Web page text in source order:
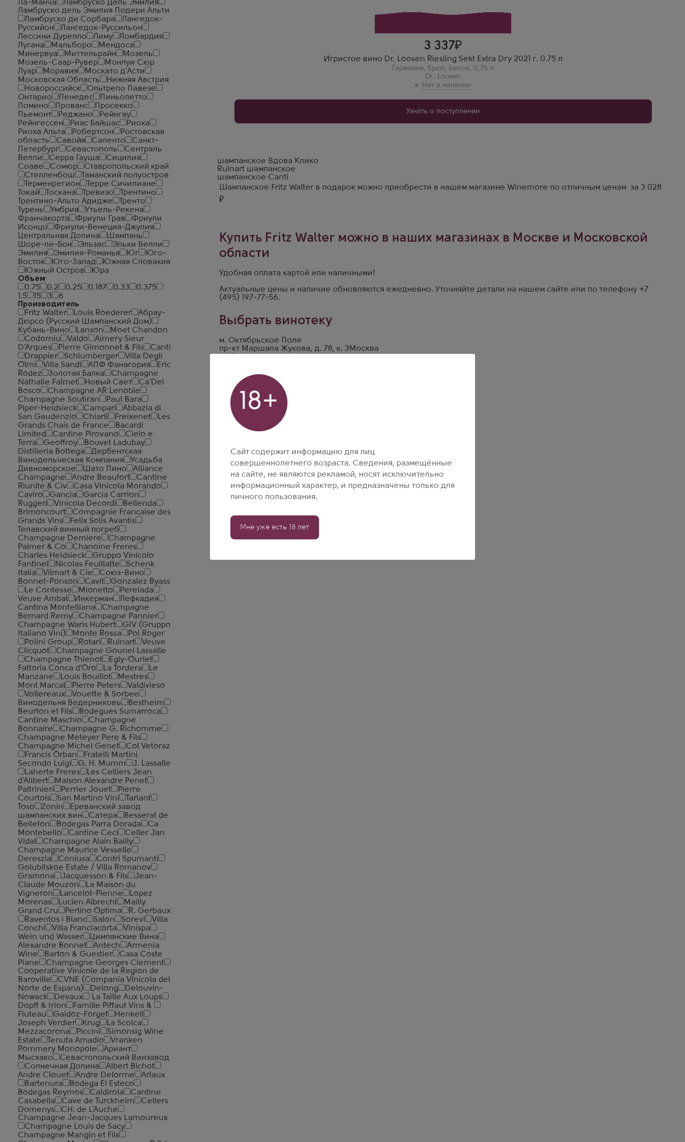
Ла-Манча
Ламбруско Дель Эмилия
Ламбруско дель Эмилия Подери Альти
Ламбруско ди Сорбара
Лангедок-
Руссийон
Лангедок-Руссильон
Лессини Дурелло
Лиму
Ломбардия
Лугана
Мальборо
Мендоса
Минервуа
Миттельрайн
Мозель
Мозель-Саар-Рувер
Монлуи Сюр
Луар
Моравия
Москато д'Асти
Московская Область
Нижняя Австрия
Новороссийск
Ольтрепо Павезе
Онтарио
Пенедес
Пиньолетто
Помино
Прованс
Просекко
Пьемонт
Реджано
Рейнгау
Рейнгессен
Риас Байшас
Риоха
Риоха Альта
Робертсон
Ростовская
область
Савойя Саленто
Санкт-
Петербург
Севастополь
Сентраль
Велли
Серра Гауша
Сицилия
Соаве
Сомюр
Ставропольский край
Стелленбош
Таманский полуостров
Терменрегион
Терре Сичилиане
Токай
Тоскана Тревизо
Трентино
Трентино-Альто Адидже
Тренто
Турень
Умбрия
Утьель-Рекена
Франчакорта
Фриули Грав
Фриули
Исонцо
Фриули-Венеция-Джулия
Центральная Долина
Шампань
Шоре-ле-Бон
Эльзас
Эльки Велли
Эмилия
Эмилия-Романья Юг
Юго-
Восток
Юго-Запад
Южная Словакия
Южный Остров
Юра
Объем
0.75
0.2 0.25 0.187 0.33
0.375
1.5
15 3
6
Производитель
Fritz Walter
Louis Roederer
Абрау-
Дюрсо (Русский Шампанский Дом)
Кубань-Вино
Lanson
Moet Chandon
Codorniu
Valdo
Aimery Sieur
D'Arques
Pierre Gimonnet & Fils
Canti
Drappier
Schlumberger
Villa Degli
Olmi
Villa Sandi АПФ Фанагория
Eric
Rodez
Золотая Балка
Champagne
Nathalie Falmet
Новый Свет
Ca'Del
Bosco
Champagne AR Lenoble
Champagne Soutiran
Paul Bara
Piper-Heidsieck
Campari
Abbazia di
San Gaudenzio
Chiarli Freixenet
Les
Grands Chais de France
Bacardi
Limited
Cantine Pirovano
Cielo e
Terra
Geoffroy
Bouvet Ladubay
Distilleria Bottega
Дербентская
Винодельческая Компания
Усадьба
Дивноморское
Шато Пино
Alliance
Champagne
Andre Beaufort
Cantine
Riunite & Civ
Casa Vinicola Morando
Caviro
Gancia
Garcia Carrion
Ruggeri
Vinicola Decordi
Bellenda
Brimoncourt
Compagnie Francaise des
Grands Vins
Felix Solis Avantis
Телавский винный погреб
Champagne Demiere
Champagne
Palmer & Co
Chanoine Freres
Charles Heidsieck
Gruppo Vinicolo
Fantinel
Nicolas Feuillatte
Schenk
Italia
Vilmart & Cie
Союз-Вино
Bonnet-Ponson
Cavit
Gonzalez Byass
Le Contesse
Mionetto
Perelada
Veuve Ambal
Инкерман
Лефкадия
Cantina Montelliana
Champagne
Bernard Remy
Champagne Pannier
Champagne Waris Hubert
GIV (Gruppo
Italiano Vini)
Monte Rossa
Pol Roger
Polini Group
Rotari Ruinart
Veuve
Clicquot
Champagne Gounel Lassalle
Champagne Thienot
Egly-Ouriet
Fattoria Conca d'Oro
La Tordera
Le
Manzane
Louis Bouillot
Mestres
Mont Marcal
Pierre Peters
Valdivieso
Vollereaux
Vouette & Sorbee
Винодельня Ведерниковъ
Bestheim
Beurton et Fils
Bodegues Sumarroca
Cantine Maschio
Champagne
Bonnaire
Champagne G. Richomme
Champagne Meteyer Pere & Fils
Champagne Michel Genet
Col Vetoraz
Francis Orban
Fratelli Martini
Secondo Luigi
G. H. Mumm
J. Lassalle
Laherte Freres
Les Celliers Jean
d'Alibert
Maison Alexandre Penet
Paltrinieri
Perrier Jouet
Pierre
Courtois
San Martino Vini
Tarlant
Toso
Zonin
Ереванский завод
шампанских вин
Сатера
Besserat de
Bellefon
Bodegas Parra Dorada
Ca
Montebello
Cantine Ceci
Celler Jan
Vidal
Champagne Alain Bailly
Champagne Maurice Vesselle
Dereszla
Coniusa
Contri Spumanti
Golubitskoe Estate / Villa Romanov
Gramona
Jacquesson & Fils
Jean-
Claude Mouzon
La Maison du
Vigneron
Lancelot-Pienne
Lopez
Morenas
Lucien Albrecht
Mailly
Grand Cru
Perlino Optima
R. Gerbaux
Raventos i Blanc
Salon Sorevi
Villa
Conchi
Villa Franciacorta
Vinispa
Wein und Wasser
Цимлянские Вина
Alexandre Bonnet
Antech
Armenia
Wine
Barton & Guestier
Casa Coste
Piane
Champagne Georges Clement
Cooperative Vinicole de la Region de
Baroville
CVNE (Compania Vinicola del
Norte de Espana)
Delong
Delouvin-
Nowack
Devaux
La Taille Aux Loups
Dopff & Irion
Famille Piffaut Vins &
Fluteau
Gaidoz-Forget
Henkell
Joseph Verdier
Krug
La Scolca
Mezzacorona
Piccini
Simonsig Wine
Estate
Tenuta Amadio
Vranken
Pommery Monopole
Ариант
Мысхако
Севастопольский Винзавод
Солнечная Долина
Albert Bichot
Andre Clouet
Andre Delorme
Arlaux
Bartenura
Bodega El Esteco
Bodegas Reymos
Caldirola
Cantine
Casabella
Cave de Turckheim
Cellers
Domenys
CH. de L'Auche
Champagne Jean-Jacques Lamoureux
Champagne Louis de Sacy
Champagne Mangin et Fils
3 337
Игристое вино Dr. Loosen Riesling Sekt Extra Dry 2021 г. 0.75 л
Германия, Брют, Белое, 0,75 л
Dr. Loosen
Узнать о поступлении
шампанское Вдова Клико
Ruinart шампанское
шампанское Canti
Шампанское Fritz Walter в подарок можно приобрести в нашем магазине Winemore по отличным ценам за 3 028
₽
Купить Fritz Walter можно в наших магазинах в Москве и Московской
области
Удобная оплата картой или наличными!
Актуальные цены и наличие обновляются ежедневно. Уточняйте детали на нашем сайте или по телефону +7
(495) 197-77-56.
Выбрать винотеку
м. Октябрьское Поле
пр-кт Маршала Жукова, д. 78, к. 3 Москва
м. Одинцово
б-р Любы Новосёловой, д. 13
18+
Сайт содержит информацию для лиц
совершеннолетнего возраста. Сведения, размещённые
на сайте, не являются рекламой, носят исключительно
информационный характер, и предназначены только для
личного пользования.
Мне уже есть 18 лет